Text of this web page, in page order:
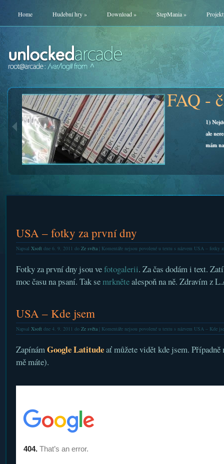
Home Hudební hry» Download» StepMania»
FAQ - často kladené otázky
1) Nejde mi hra pro dva hráče. 2) Připojili jsme podložku,
ale nereaguje. 3) Nevidím menu a hlavní nabídku. 4) Kam
mám nahrát novou hudbu?
FAQ
USA – fotky za první dny
Napsal Xsoftdne 6. 9. 2011 do Ze světa| Komentáře nejsou povolenéu textu s názvem USA – fotky
Fotky za první dny jsou vefotogalerii. Za čas dodám i text.
moc času na psaní. Tak semrknětealespoň na ně. Zdravím z
USA – Kde jsem
Napsal Xsoftdne 4. 9. 2011 do Ze světa| Komentáře nejsou povolenéu textu s názvem USA – Kde
ZapínámGoogle Latitudeať můžete vidět kde jsem.
mě máte).